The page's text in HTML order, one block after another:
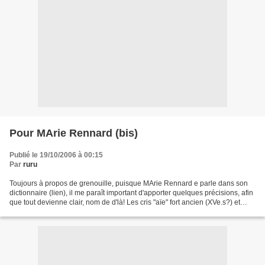
Pour MArie Rennard (bis)
Publié le 19/10/2006 à 00:15
Par ruru
Toujours à propos de grenouille, puisque MArie Rennard e parle dans son
dictionnaire (lien), il me paraît important d'apporter quelques précisions, afin
que tout devienne clair, nom de d'là! Les cris "aïe" fort ancien (XVe.s?) et